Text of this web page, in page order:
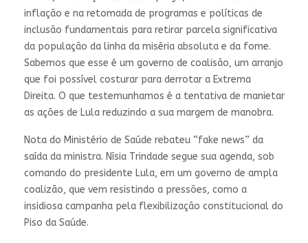
inflação e na retomada de programas e políticas de
inclusão fundamentais para retirar parcela significativa
da população da linha da miséria absoluta e da fome.
Sabemos que esse é um governo de coalisão, um arranjo
que foi possível costurar para derrotar a Extrema
Direita. O que testemunhamos é a tentativa de manietar
as ações de Lula reduzindo a sua margem de manobra.
Nota do Ministério de Saúde rebateu “fake news” da
saída da ministra. Nísia Trindade segue sua agenda, sob
comando do presidente Lula, em um governo de ampla
coalizão, que vem resistindo a pressões, como a
insidiosa campanha pela flexibilização constitucional do
Piso da Saúde.